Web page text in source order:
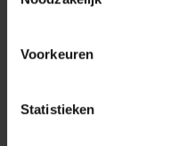
Voorkeuren
Statistieken